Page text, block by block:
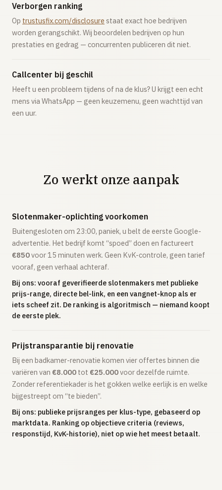
Verborgen ranking
Op trustusfix.com/disclosure staat exact hoe bedrijven
worden gerangschikt. Wij beoordelen bedrijven op hun
prestaties en gedrag — concurrenten publiceren dit niet.
Callcenter bij geschil
Heeft u een probleem tijdens of na de klus? U krijgt een echt
mens via WhatsApp — geen keuzemenu, geen wachttijd van
een uur.
Zo werkt onze aanpak
Slotenmaker-oplichting voorkomen
Buitengesloten om 23:00, paniek, u belt de eerste Google-
advertentie. Het bedrijf komt “spoed” doen en factureert
€850voor 15 minuten werk. Geen KvK-controle, geen tarief
vooraf, geen verhaal achteraf.
Bij ons: vooraf geverifieerde slotenmakers met publieke
prijs-range, directe bel-link, en een vangnet-knop als er
iets scheef zit. De ranking is algoritmisch — niemand koopt
de eerste plek.
Prijstransparantie bij renovatie
Bij een badkamer-renovatie komen vier offertes binnen die
variëren van €8.000 tot €25.000voor dezelfde ruimte.
Zonder referentiekader is het gokken welke eerlijk is en welke
bijgestreept om “te bieden”.
Bij ons: publieke prijsranges per klus-type, gebaseerd op
marktdata. Ranking op objectieve criteria (reviews,
responstijd, KvK-historie), niet op wie het meest betaalt.